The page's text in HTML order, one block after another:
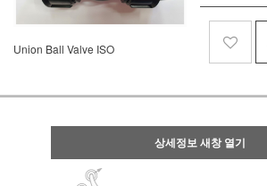
Union Ball Valve ISO
상세정보 새창 열기